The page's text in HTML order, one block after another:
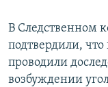
В Следственном
подтвердили,
проводили
возбуждении